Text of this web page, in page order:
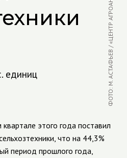
единиц ФОТО: М. АСТАФЬЕВ / «ЦЕНТР АГРОАНАЛИТИКИ»
этого года поставил
что на 44,3%
период прошлого года,